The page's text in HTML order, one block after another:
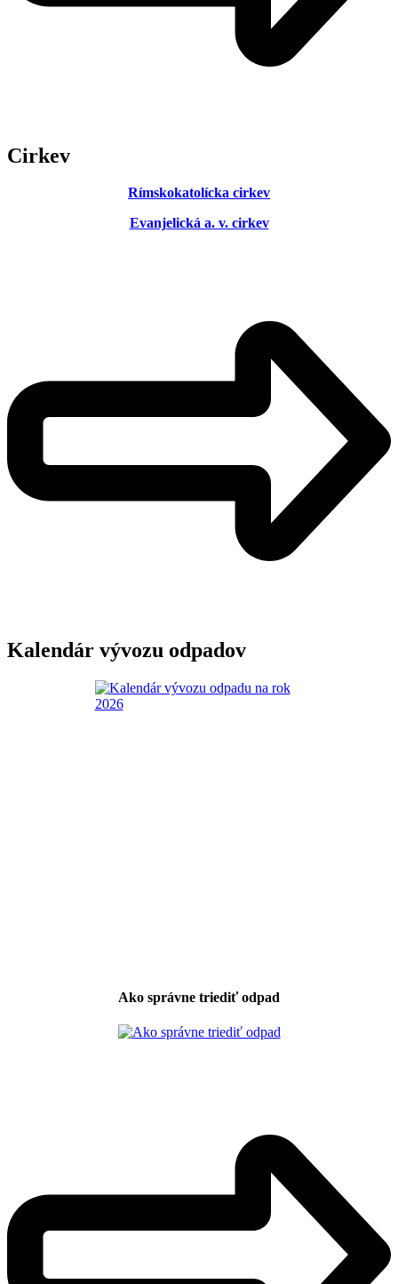
Cirkev
Rímskokatolícka cirkev
Evanjelická a. v. cirkev
Kalendár vývozu odpadov
Ako správne triediť odpad